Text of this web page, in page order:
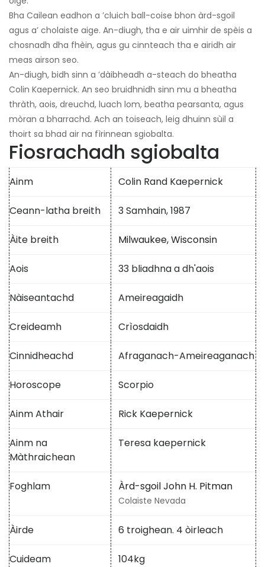
Bha Cailean eadhon a ’cluich ball-coise bhon àrd-sgoil
agus a’ cholaiste aige. An-diugh, tha e air uimhir de spèis a
chosnadh dha fhèin, agus gu cinnteach tha e airidh air
meas airson seo.
An-diugh, bidh sinn a ’dàibheadh ​​a-steach do bheatha
Colin Kaepernick. An seo bruidhnidh sinn mu a bheatha
thràth, aois, dreuchd, luach lom, beatha pearsanta, agus
mòran a bharrachd. Ach an toiseach, leig dhuinn sùil a
thoirt sa bhad air na fìrinnean sgiobalta.
Fiosrachadh sgiobalta
Ainm Colin Rand Kaepernick
Ceann-latha breith 3 Samhain, 1987
Àite breith Milwaukee, Wisconsin
Aois 33 bliadhna a dh'aois
Nàiseantachd Ameireagaidh
Creideamh Crìosdaidh
Cinnidheachd Afraganach-Ameireaganach
Horoscope Scorpio
Ainm Athair Rick Kaepernick
Ainm na
Màthraichean
Teresa kaepernick
Foghlam Àrd-sgoil John H. Pitman
Colaiste Nevada
Àirde 6 troighean. 4 òirleach
Cuideam 104kg